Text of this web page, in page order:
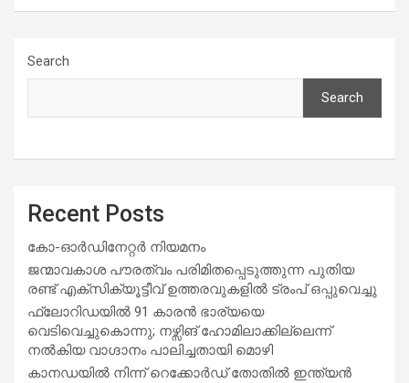
Search
Search
Recent Posts
കോ-ഓർഡിനേറ്റർ നിയമനം
ജന്മാവകാശ പൗരത്വം പരിമിതപ്പെടുത്തുന്ന പുതിയ
രണ്ട് എക്സിക്യൂട്ടീവ് ഉത്തരവുകളിൽ ട്രംപ് ഒപ്പുവെച്ചു
ഫ്ലോറിഡയിൽ 91 കാരൻ ഭാര്യയെ
വെടിവെച്ചുകൊന്നു; നഴ്സിങ് ഹോമിലാക്കില്ലെന്ന്
നൽകിയ വാഗ്ദാനം പാലിച്ചതായി മൊഴി
കാനഡയിൽ നിന്ന് റെക്കോർഡ് തോതിൽ ഇന്ത്യൻ